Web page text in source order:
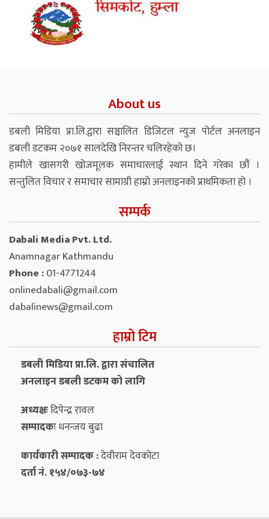
About us
डबली मिडिया प्रा.लि.द्वारा सञ्चालित डिजिटल न्युज पोर्टल अनलाइन
डबली डटकम २०७१ सालदेखि निरन्तर चलिरहेको छ।
हामीले खासगरी खोजमूलक समाचारलाई स्थान दिने गरेका छौं ।
सन्तुलित विचार र समाचार सामाग्री हाम्रो अनलाइनको प्राथमिकता हो ।
सम्पर्क
Dabali Media Pvt. Ltd.
Anamnagar Kathmandu
Phone :01-4771244
onlinedabali@gmail.com
dabalinews@gmail.com
हाम्रो टिम
डबली मिडिया प्रा.लि. द्वारा संचालित
अनलाइन डबली डटकम को लागि
अध्यक्षःदिपेन्द्र रावल
सम्पादकःधनन्‍जय बुढा
कार्यकारी सम्पादक :देवीराम देवकोटा
दर्ता नं. १५४/०७३-७४